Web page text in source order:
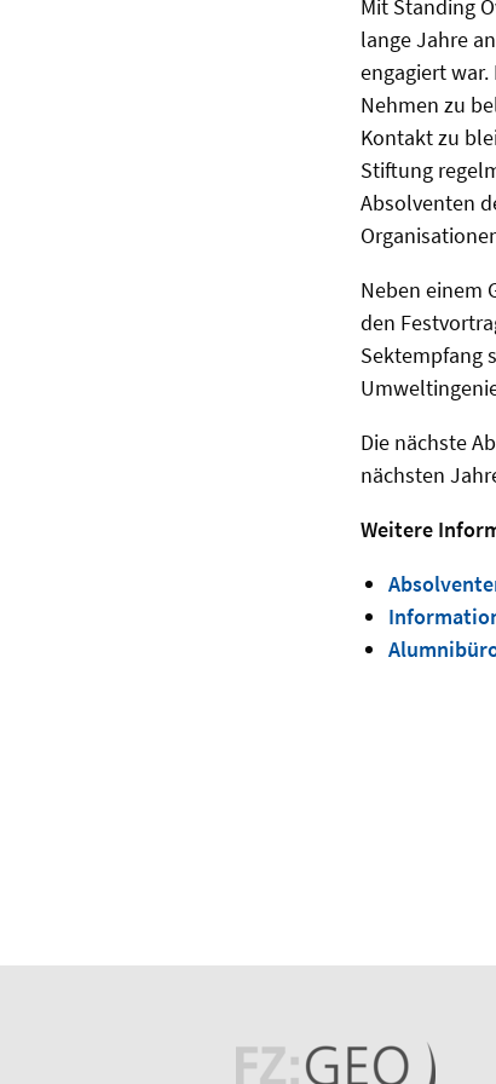
Mit Standing
lange Jahre
engagiert
Nehmen zu
Kontakt zu
Stiftung
Absolventen
Neben einem
den
Sektempfang
Die nächste
nächsten
Weitere